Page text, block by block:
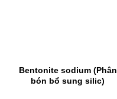
Bentonite sodium (Phân
bón bổ sung silic)